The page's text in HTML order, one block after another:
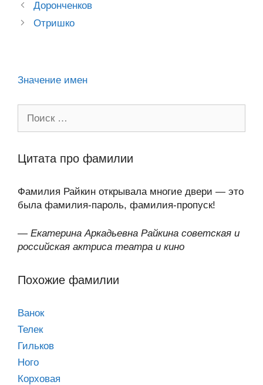
ss
A
p
a
m
Post
navigation
Доронченков
Отришко
Значение имен
Цитата про фамилии
Фамилия Райкин открывала многие двери — это
была фамилия-пароль, фамилия-пропуск!
— Екатерина Аркадьевна Райкина советская и
российская актриса театра и кино
Похожие фамилии
Ванок
Телек
Гильков
Ного
Корховая